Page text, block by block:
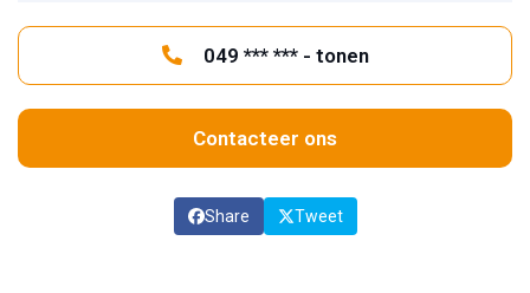
049 *** *** - tonen
Contacteer ons
Share Tweet